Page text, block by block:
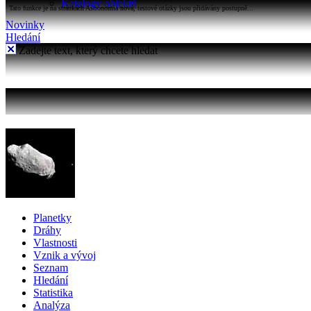
Katalogy objektů
Tato funkce je na stránkách Astronomia nová, testové otázky jsou přidávány postupně...
Novinky
Hledání
Zadejte text, který chcete hledat
Planetky
Dráhy
Vlastnosti
Vznik a vývoj
Seznam
Hledání
Statistika
Analýza